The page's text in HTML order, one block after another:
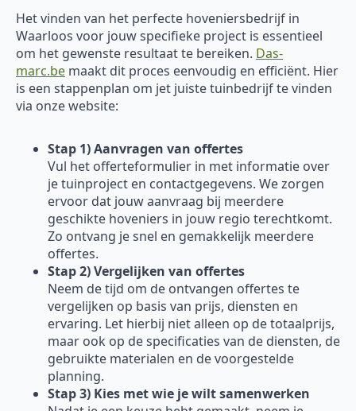
Het vinden van het perfecte hoveniersbedrijf in
Waarloos voor jouw specifieke project is essentieel
om het gewenste resultaat te bereiken. Das-
marc.be maakt dit proces eenvoudig en efficiënt. Hier
is een stappenplan om jet juiste tuinbedrijf te vinden
via onze website:
Stap 1) Aanvragen van offertes
Vul het offerteformulier in met informatie over
je tuinproject en contactgegevens. We zorgen
ervoor dat jouw aanvraag bij meerdere
geschikte hoveniers in jouw regio terechtkomt.
Zo ontvang je snel en gemakkelijk meerdere
offertes.
Stap 2) Vergelijken van offertes
Neem de tijd om de ontvangen offertes te
vergelijken op basis van prijs, diensten en
ervaring. Let hierbij niet alleen op de totaalprijs,
maar ook op de specificaties van de diensten, de
gebruikte materialen en de voorgestelde
planning.
Stap 3) Kies met wie je wilt samenwerken